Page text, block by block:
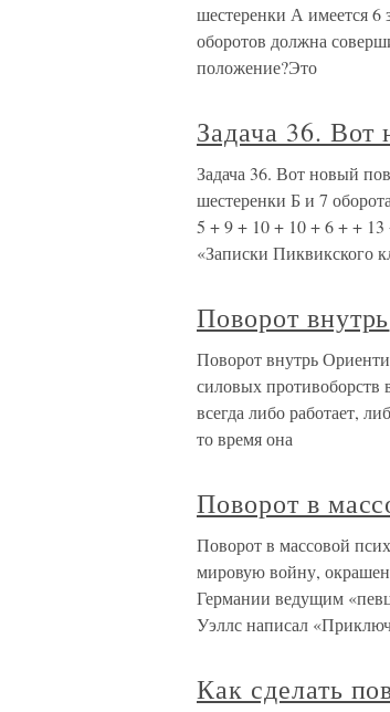
шестеренки А имеется 6
оборотов должна
положение?Это
Задача 36.
Задача 36. Вот новый
шестеренки Б и 7
5 + 9 + 10 + 10 + 6 + +
«Записки Пиквикского
Поворот внутрь
Поворот внутрь
силовых противоборств
всегда либо работает,
то время она
Поворот в
Поворот в массовой
мировую войну,
Германии ведущим
Уэллс написал
Как сделать